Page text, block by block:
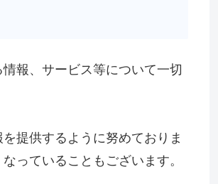
報、サービス等について一切
提供するように努めておりま
っていることもございます。